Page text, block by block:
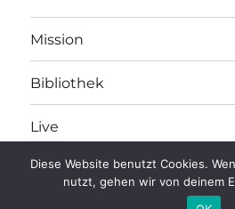
Mission
Bibliothek
Live
legonomics Impressum/
Diese Website benutzt Cookies.
nutzt, gehen wir von deinem